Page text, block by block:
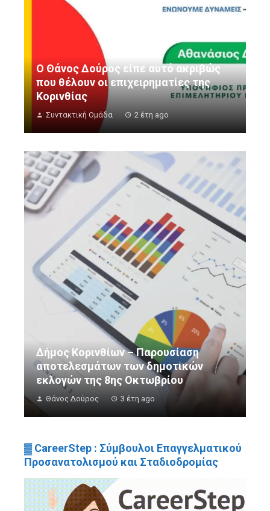
Ο Θάνος Δούρος είπε αυτό ακριβώς
που θέλουν οι επιχειρηματίες της
Κορινθίας
Συντακτική Ομάδα 2 έτη ago
Δήμος Κορινθίων – Παρουσίαση
αποτελεσμάτων των δημοτικών
εκλογών της 8ης Οκτωβρίου
Θάνος Δούρος 3 έτη ago
▓ CareerStep : Σύμβουλοι Επαγγελματικού
Προσανατολισμού και Σταδιοδρομίας